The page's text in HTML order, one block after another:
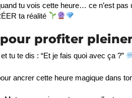
tu vois cette heure… ce n’est
ta réalité
profiter
tu te dis : “Et je fais quoi avec ça ?”
ancrer cette heure magique dans